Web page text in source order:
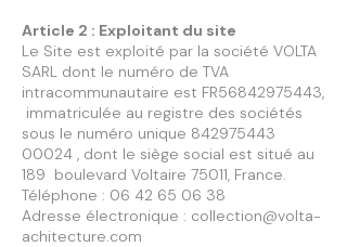
Article 2 : Exploitant du site
Le Site est exploité par la société VOLTA
SARL dont le numéro de TVA
intracommunautaire est FR56842975443,
immatriculée au registre des sociétés
sous le numéro unique 842975443
00024 , dont le siège social est situé au
189 boulevard Voltaire 75011, France.
Téléphone : 06 42 65 06 38
Adresse électronique : collection@volta-
achitecture.com